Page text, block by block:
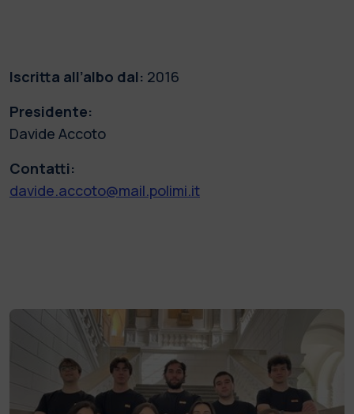
Iscritta all’albo dal: 2016
Presidente:
Davide Accoto
Contatti:
davide.accoto@mail.polimi.it